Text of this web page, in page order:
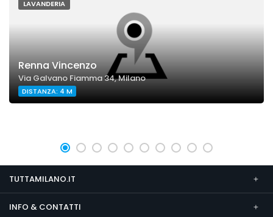
LAVANDERIA
Renna Vincenzo
Via Galvano Fiamma 34, Milano
DISTANZA: 4 M
TUTTAMILANO.IT
INFO & CONTATTI